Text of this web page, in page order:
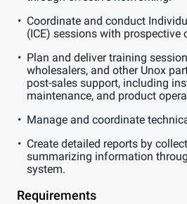
Coordinate and conduct
(ICE) sessions with prospective
Plan and deliver training
wholesalers, and other Unox
post-sales support, including
maintenance, and product
Manage and coordinate
Create detailed reports by
summarizing information
system.
Requirements